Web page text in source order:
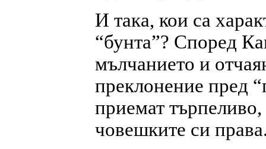
И така, кои са
“бунта”? Според
мълчанието и
преклонение пред
приемат
човешките си